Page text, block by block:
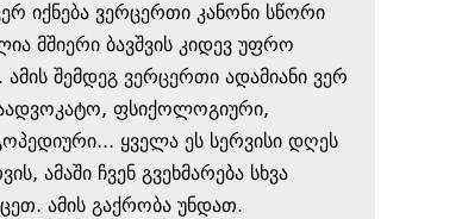
იქნება ვერცერთი კანონი სწორი
მშიერი ბავშვის კიდევ უფრო
ამის შემდეგ ვერცერთი ადამიანი ვერ
ფსიქოლოგიური,
ყველა ეს სერვისი დღეს
ამაში ჩვენ გვეხმარება სხვა
ამის გაქრობა უნდათ.